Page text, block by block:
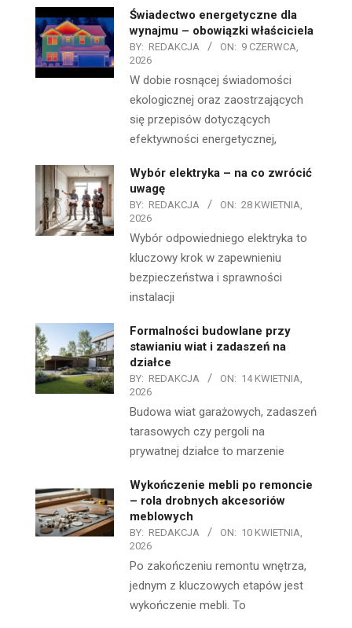
Świadectwo energetyczne dla
wynajmu – obowiązki właściciela
BY: REDAKCJA ON: 9 CZERWCA,
2026
W dobie rosnącej świadomości
ekologicznej oraz zaostrzających
się przepisów dotyczących
efektywności energetycznej,
Wybór elektryka – na co zwrócić
uwagę
BY: REDAKCJA ON: 28 KWIETNIA,
2026
Wybór odpowiedniego elektryka to
kluczowy krok w zapewnieniu
bezpieczeństwa i sprawności
instalacji
Formalności budowlane przy
stawianiu wiat i zadaszeń na
działce
BY: REDAKCJA ON: 14 KWIETNIA,
2026
Budowa wiat garażowych, zadaszeń
tarasowych czy pergoli na
prywatnej działce to marzenie
Wykończenie mebli po remoncie
– rola drobnych akcesoriów
meblowych
BY: REDAKCJA ON: 10 KWIETNIA,
2026
Po zakończeniu remontu wnętrza,
jednym z kluczowych etapów jest
wykończenie mebli. To